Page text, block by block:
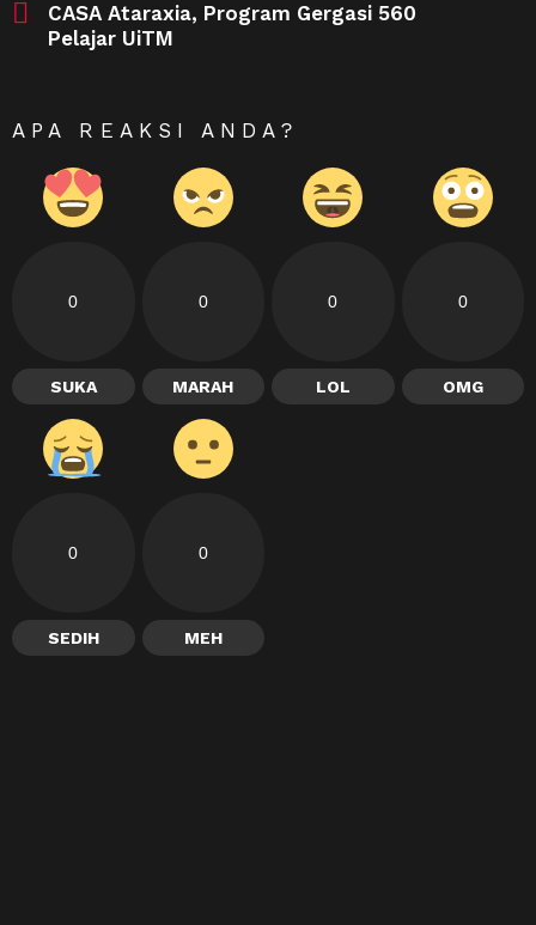
CASA Ataraxia, Program Gergasi 560
Pelajar UiTM
APA REAKSI ANDA?
0
SUKA
0
MARAH
0
LOL
0
OMG
0
SEDIH
0
MEH